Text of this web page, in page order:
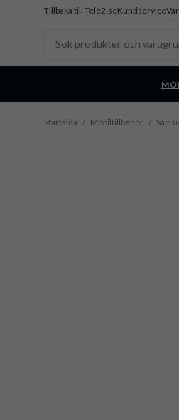
Tillbaka till Tele2.seKundservice
Startsida / Mobiltillbehör /